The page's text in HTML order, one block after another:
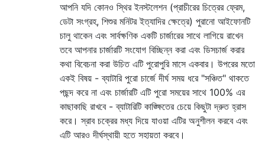
আপনি যদি কোনও স্থির ইনস্টলেশন (প্রাচীরের চিত্রের ফ্রেম,
ডেটা সংগ্রহ, শিশুর মনিটর ইত্যাদির ক্ষেত্রে) পুরানো আইফোনটি
চালু থাকেন এবং সার্বক্ষণিক একটি চার্জারের সাথে লাগিয়ে রাখেন
তবে আপনার চার্জারটি সংযোগ বিচ্ছিন্ন করা এবং ডিসচার্জ করার
কথা বিবেচনা করা উচিত এটি পুরোপুরি মাসে একবার। উপরের মতো
একই বিষয় - ব্যাটারি পুরো চার্জে দীর্ঘ সময় ধরে "সঞ্চিত" থাকতে
পছন্দ করে না এবং চার্জারটি এটি পুরো সময়ের সাথে 100% এর
কাছাকাছি রাখবে - ব্যাটারিটি কাঙ্ক্ষিতের চেয়ে কিছুটা দ্রুত হ্রাস
করে। স্রাব চক্রের মধ্য দিয়ে যাওয়া এটির অনুশীলন করবে এবং
এটি আরও দীর্ঘস্থায়ী হতে সহায়তা করবে।